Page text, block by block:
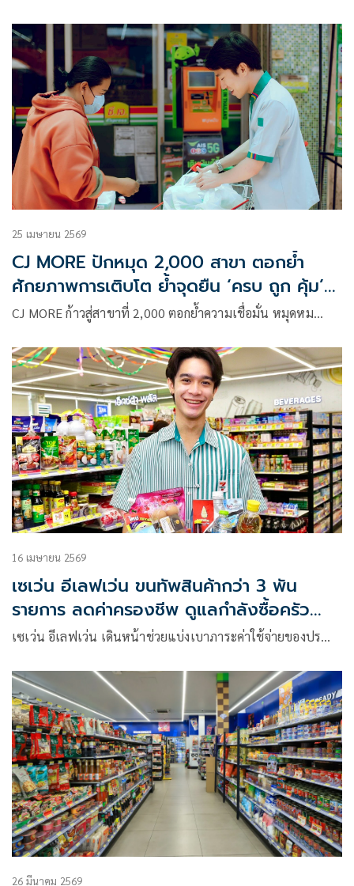
25 เมษายน 2569
CJ MORE ปักหมุด 2,000 สาขา ตอกย้ำ
ศักยภาพการเติบโต ย้ำจุดยืน ‘ครบ ถูก คุ้ม’
เข้าถึงทุกชุมชนไทย รุกขยายทั่วประเทศ
CJ MORE ก้าวสู่สาขาที่ 2,000 ตอกย้ำความเชื่อมั่น หมุดหม…
16 เมษายน 2569
เซเว่น อีเลฟเว่น ขนทัพสินค้ากว่า 3 พัน
รายการ ลดค่าครองชีพ ดูแลกำลังซื้อครัว
เรือน
เซเว่น อีเลฟเว่น เดินหน้าช่วยแบ่งเบาภาระค่าใช้จ่ายของปร…
26 มีนาคม 2569